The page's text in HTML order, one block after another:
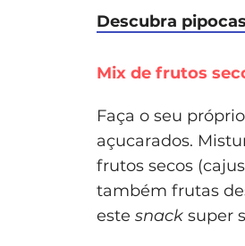
Descubra
Mix de frutos
Faça o seu
açucarados.
frutos secos
também frutas
este snack super